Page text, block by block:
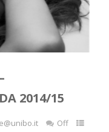
2014/15
Off